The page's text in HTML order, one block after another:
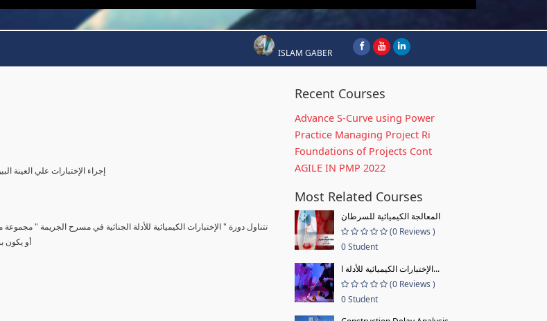
ISLAM GABER
( إجراء الإختبارات علي
تتناول دورة " الإختبارات الكيميائية للأدلة الجنائية في مسرح الجريمة "
أو يكون
Recent Courses
Advance S-Curve using Power
Practice Managing Project Ri
Foundations of Projects Cont
AGILE IN PMP 2022
Most Related Courses
المعالجة الكيميائية للسرطان
(0 Reviews )
0 Student
الإختبارات الكيميائية للأدلة ا...
(0 Reviews )
0 Student